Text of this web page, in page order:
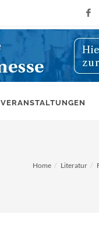
VERANSTALTUNGEN
Home Literatur